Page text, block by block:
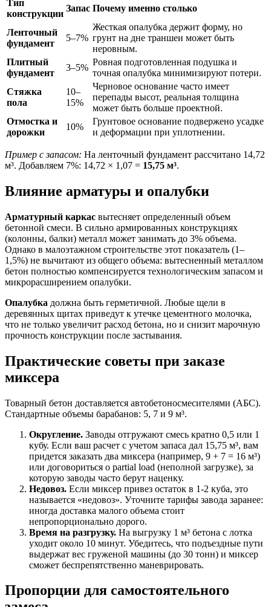
Тип
конструкции
Запас Почему именно столько
Ленточный
фундамент
5–7%
Жесткая опалубка держит форму, но
грунт на дне траншеи может быть
неровным.
Плитный
фундамент
3–5%
Ровная подготовленная подушка и
точная опалубка минимизируют потери.
Стяжка
пола
10–
15%
Черновое основание часто имеет
перепады высот, реальная толщина
может быть больше проектной.
Отмостка и
дорожки
10%
Грунтовое основание подвержено усадке
и деформации при уплотнении.
Пример с запасом: На ленточный фундамент рассчитано 14,72
м³. Добавляем 7%: 14,72 × 1,07 = 15,75 м³.
Влияние арматуры и опалубки
Арматурный каркас вытесняет определенный объем
бетонной смеси. В сильно армированных конструкциях
(колонны, балки) металл может занимать до 3% объема.
Однако в малоэтажном строительстве этот показатель (1–
1,5%) не вычитают из общего объема: вытесненный металлом
бетон полностью компенсируется технологическим запасом и
микрорасширением опалубки.
Опалубка должна быть герметичной. Любые щели в
деревянных щитах приведут к утечке цементного молочка,
что не только увеличит расход бетона, но и снизит марочную
прочность конструкции после застывания.
Практические советы при заказе
миксера
Товарный бетон доставляется автобетоносмесителями (АБС).
Стандартные объемы барабанов: 5, 7 и 9 м³.
Округление. Заводы отгружают смесь кратно 0,5 или 1
кубу. Если ваш расчет с учетом запаса дал 15,75 м³, вам
придется заказать два миксера (например, 9 + 7 = 16 м³)
или договориться о partial load (неполной загрузке), за
которую заводы часто берут наценку.
Недовоз. Если миксер привез остаток в 1-2 куба, это
называется «недовоз». Уточните тарифы завода заранее:
иногда доставка малого объема стоит
непропорционально дорого.
Время на разгрузку. На выгрузку 1 м³ бетона с лотка
уходит около 10 минут. Убедитесь, что подъездные пути
выдержат вес груженой машины (до 30 тонн) и миксер
сможет беспрепятственно маневрировать.
Пропорции для самостоятельного